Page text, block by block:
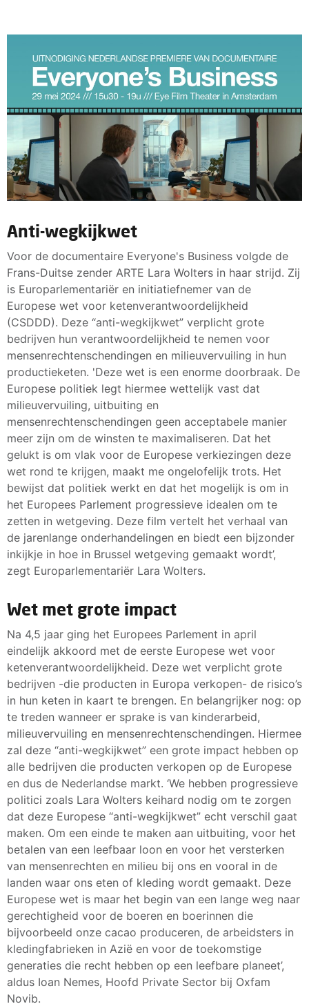
Anti-wegkijkwet
Voor de documentaire Everyone's Business volgde de
Frans-Duitse zender ARTE Lara Wolters in haar strijd. Zij
is Europarlementariër en initiatiefnemer van de
Europese wet voor ketenverantwoordelijkheid
(CSDDD). Deze “anti-wegkijkwet” verplicht grote
bedrijven hun verantwoordelijkheid te nemen voor
mensenrechtenschendingen en milieuvervuiling in hun
productieketen. 'Deze wet is een enorme doorbraak. De
Europese politiek legt hiermee wettelijk vast dat
milieuvervuiling, uitbuiting en
mensenrechtenschendingen geen acceptabele manier
meer zijn om de winsten te maximaliseren. Dat het
gelukt is om vlak voor de Europese verkiezingen deze
wet rond te krijgen, maakt me ongelofelijk trots. Het
bewijst dat politiek werkt en dat het mogelijk is om in
het Europees Parlement progressieve idealen om te
zetten in wetgeving. Deze film vertelt het verhaal van
de jarenlange onderhandelingen en biedt een bijzonder
inkijkje in hoe in Brussel wetgeving gemaakt wordt’,
zegt Europarlementariër Lara Wolters.
Wet met grote impact
Na 4,5 jaar ging het Europees Parlement in april
eindelijk akkoord met de eerste Europese wet voor
ketenverantwoordelijkheid. Deze wet verplicht grote
bedrijven -die producten in Europa verkopen- de risico’s
in hun keten in kaart te brengen. En belangrijker nog: op
te treden wanneer er sprake is van kinderarbeid,
milieuvervuiling en mensenrechtenschendingen. Hiermee
zal deze “anti-wegkijkwet” een grote impact hebben op
alle bedrijven die producten verkopen op de Europese
en dus de Nederlandse markt. ‘We hebben progressieve
politici zoals Lara Wolters keihard nodig om te zorgen
dat deze Europese “anti-wegkijkwet” echt verschil gaat
maken. Om een einde te maken aan uitbuiting, voor het
betalen van een leefbaar loon en voor het versterken
van mensenrechten en milieu bij ons en vooral in de
landen waar ons eten of kleding wordt gemaakt. Deze
Europese wet is maar het begin van een lange weg naar
gerechtigheid voor de boeren en boerinnen die
bijvoorbeeld onze cacao produceren, de arbeidsters in
kledingfabrieken in Azië en voor de toekomstige
generaties die recht hebben op een leefbare planeet’,
aldus Ioan Nemes, Hoofd Private Sector bij Oxfam
Novib.